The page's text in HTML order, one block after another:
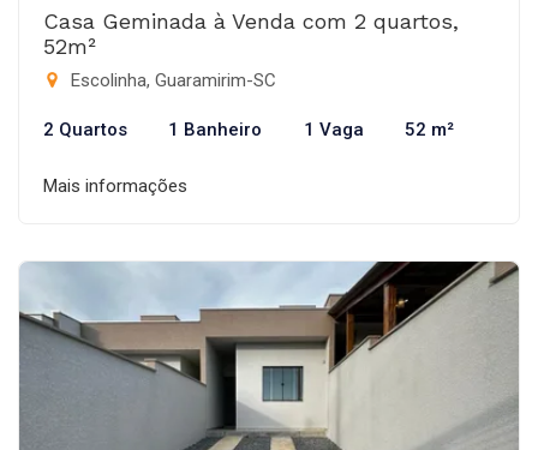
Casa Geminada à Venda com 2 quartos,
52m²
Escolinha, Guaramirim-SC
2 Quartos 1 Banheiro 1 Vaga 52 m²
Mais informações